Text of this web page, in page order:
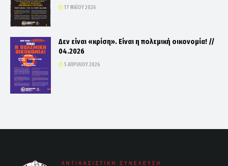
17 ΜΑΪ́ΟΥ 2026
Δεν είναι «κρίση». Είναι η πολεμική οικονομία! //
04.2026
5 ΑΠΡΙΛΊΟΥ 2026